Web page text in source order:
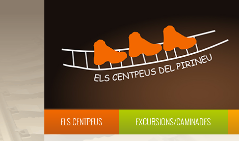
ELS CENTPEUS EXCURSIONS/CAMINADES